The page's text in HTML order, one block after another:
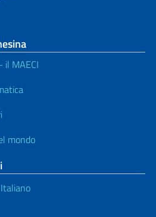
il MAECI
mondo